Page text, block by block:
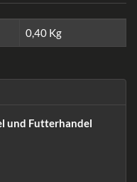
0,40 Kg
und Futterhandel